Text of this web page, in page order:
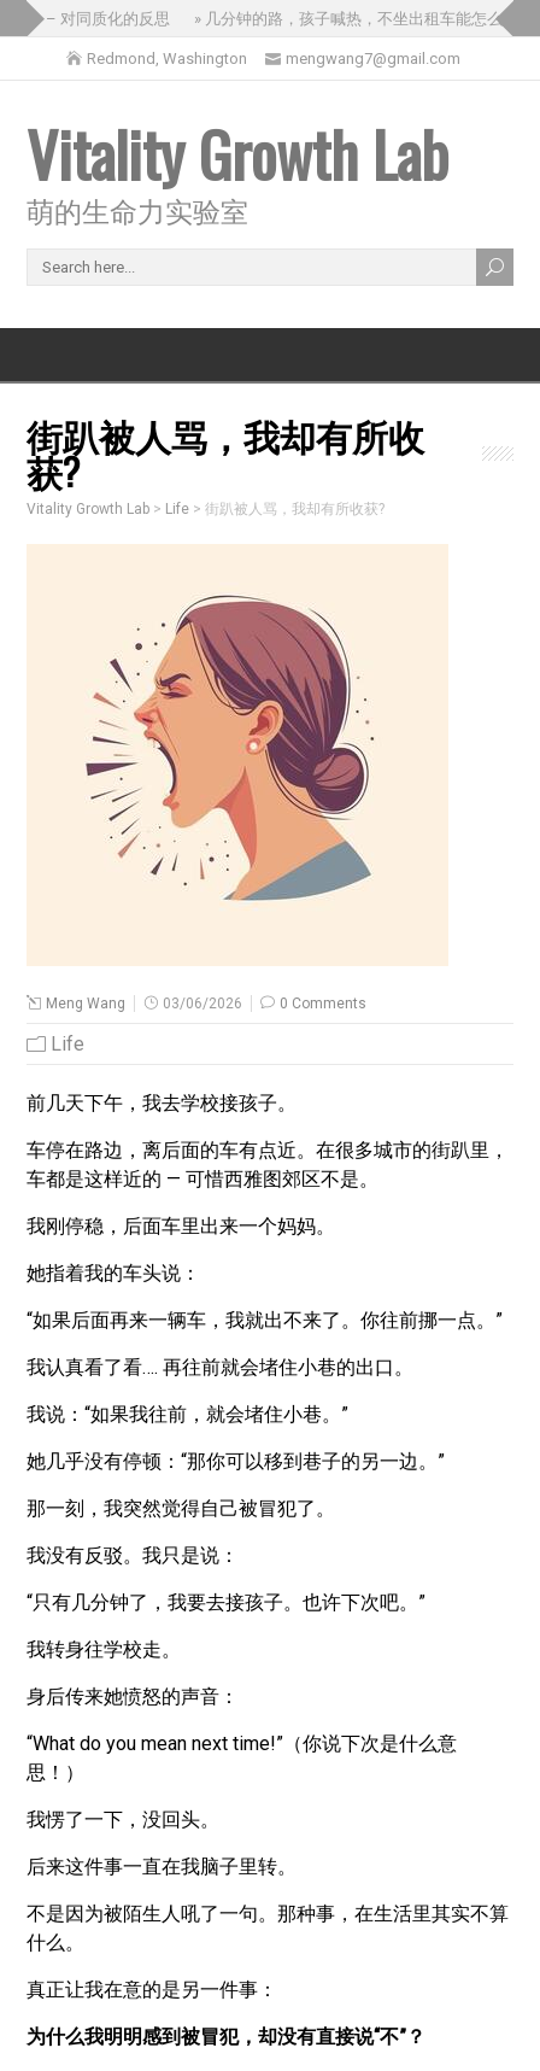
旅 – 对同质化的反思 » 几分钟的路，孩子喊热，不坐出租车能怎么办？
Redmond, Washington mengwang7@gmail.com
Vitality Growth Lab
萌的生命力实验室
街趴被人骂，我却有所收
获?
Vitality Growth Lab > Life >街趴被人骂，我却有所收获?
Meng Wang 03/06/2026 0 Comments
Life
前几天下午，我去学校接孩子。
车停在路边，离后面的车有点近。在很多城市的街趴里，
车都是这样近的 — 可惜西雅图郊区不是。
我刚停稳，后面车里出来一个妈妈。
她指着我的车头说：
“如果后面再来一辆车，我就出不来了。你往前挪一点。”
我认真看了看…. 再往前就会堵住小巷的出口。
我说：“如果我往前，就会堵住小巷。”
她几乎没有停顿：“那你可以移到巷子的另一边。”
那一刻，我突然觉得自己被冒犯了。
我没有反驳。我只是说：
“只有几分钟了，我要去接孩子。也许下次吧。”
我转身往学校走。
身后传来她愤怒的声音：
“What do you mean next time!”（你说下次是什么意
思！）
我愣了一下，没回头。
后来这件事一直在我脑子里转。
不是因为被陌生人吼了一句。那种事，在生活里其实不算
什么。
真正让我在意的是另一件事：
为什么我明明感到被冒犯，却没有直接说“不”？